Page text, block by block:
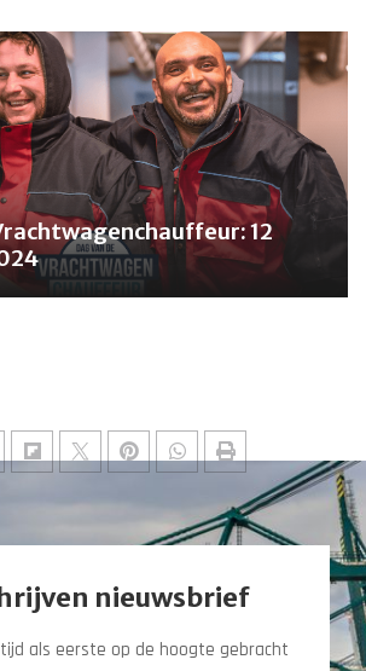
12
nieuwsbrief
als eerste op de hoogte gebracht